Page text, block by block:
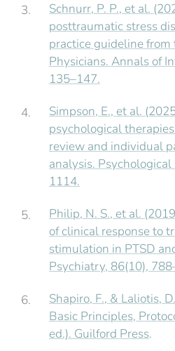
Schnurr, P. P., et al.
posttraumatic stress
practice guideline
Physicians. Annals of
135–147.
Simpson, E., et al.
psychological
review and individual
analysis.
1114.
Philip, N. S., et al.
of clinical response to
stimulation in PTSD
Psychiatry, 86(10),
Shapiro, F., & Laliotis,
Basic Principles,
ed.). Guilford Press.